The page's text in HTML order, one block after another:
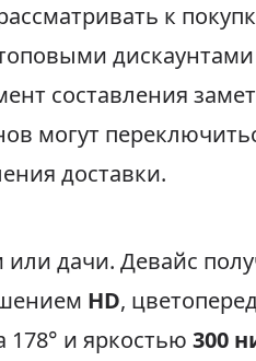
к
составления
могут
доставки.
дачи. Девайс
HD,
178° и яркостью 300